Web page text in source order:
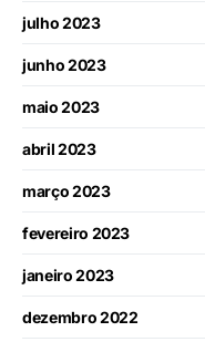
julho 2023
junho 2023
maio 2023
abril 2023
março 2023
fevereiro 2023
janeiro 2023
dezembro 2022